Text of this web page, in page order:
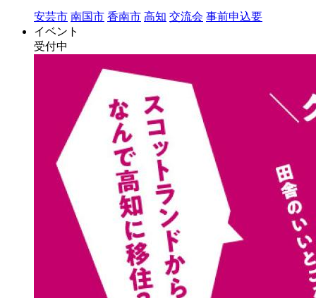
安芸市 南国市 香南市 高知 交流会 事前申込要
イベント
受付中